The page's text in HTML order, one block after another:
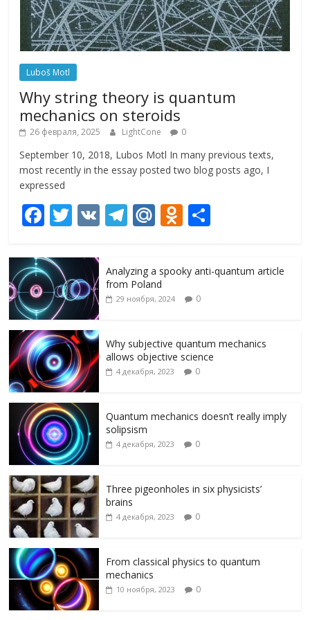
Luboš Motl
Why string theory is quantum
mechanics on steroids
26 февраля, 2025 LightCone 0
September 10, 2018, Lubos Motl In many previous texts,
most recently in the essay posted two blog posts ago, I
expressed
F
ac
e
b
o
o
k
T
w
itt
er
V
K
T
el
gr
a
M
ai
R
u
O
d
o
kl
s
ni
р
и
т
Analyzing a spooky anti-quantum article
from Poland
29 ноября, 2024 0
Why subjective quantum mechanics
allows objective science
4 декабря, 2023 0
Quantum mechanics doesn’t really imply
solipsism
4 декабря, 2023 0
Three pigeonholes in six physicists’
brains
4 декабря, 2023 0
From classical physics to quantum
mechanics
10 ноября, 2023 0